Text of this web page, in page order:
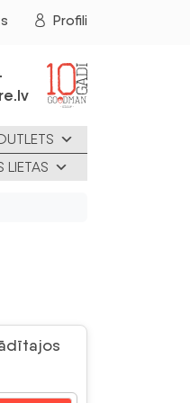
Profili
LIETAS